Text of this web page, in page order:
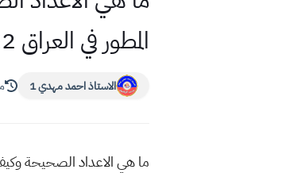
المطور في العراق 2022
الاستاذ احمد مهدي 1
ما هي الاعداد الصحيحة وكيف